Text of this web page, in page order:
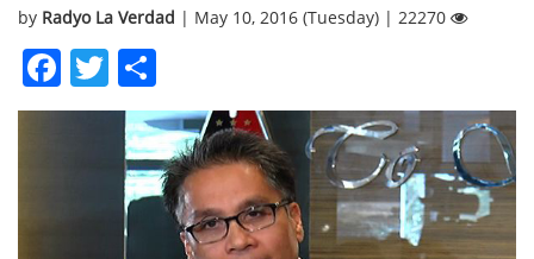
by Radyo La Verdad | May 10, 2016 (Tuesday) | 22270
Facebook
Twitter